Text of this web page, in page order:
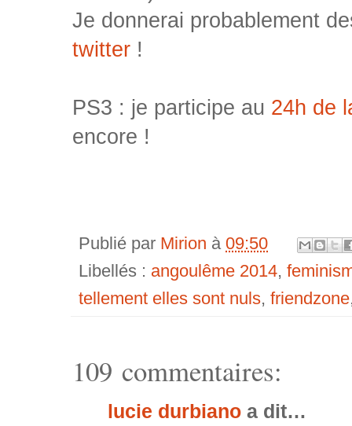
Je donnerai probablement
twitter !
PS3 : je participe au 24h de
encore !
Publié par Mirion à 09:50
Libellés : angoulême 2014,
tellement elles sont nuls, friendzone
109 commentaires:
lucie durbiano a dit…